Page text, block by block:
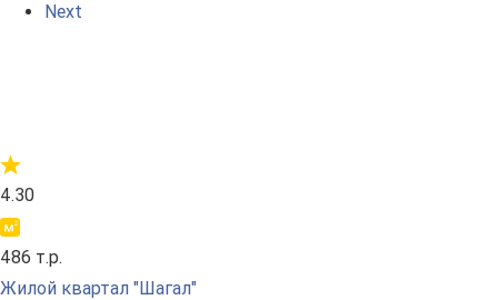
Next
4.30
486 т.р.
Жилой квартал "Шагал"